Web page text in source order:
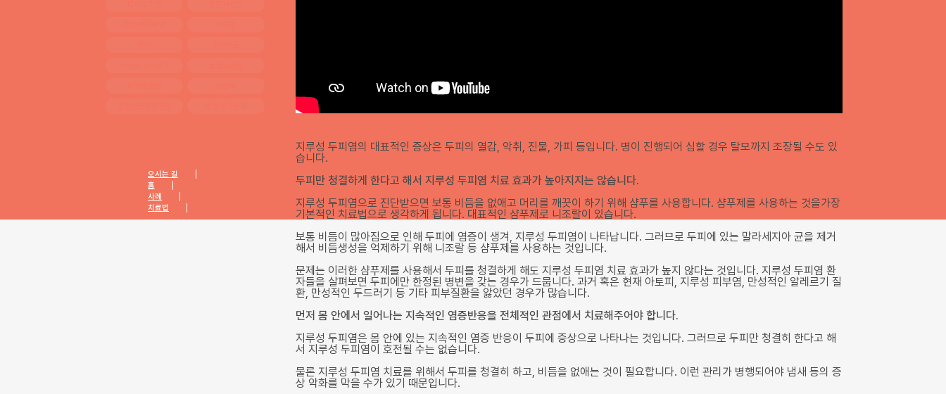
지루성 두피염의 대표적인 증상은 두피의 열감, 악취, 진물, 가피 등입니다. 병이 진행되어 심할 경우 탈모까지 조장될 수도 있
습니다.
두피만 청결하게 한다고 해서 지루성 두피염 치료 효과가 높아지지는 않습니다.
지루성 두피염으로 진단받으면 보통 비듬을 없애고 머리를 깨끗이 하기 위해 샴푸를 사용합니다. 샴푸제를 사용하는 것을가장
기본적인 치료법으로 생각하게 됩니다. 대표적인 샴푸제로 니조랄이 있습니다.
보통 비듬이 많아짐으로 인해 두피에 염증이 생겨, 지루성 두피염이 나타납니다. 그러므로 두피에 있는 말라세지아 균을 제거
해서 비듬생성을 억제하기 위해 니조랄 등 샴푸제를 사용하는 것입니다.
문제는 이러한 샴푸제를 사용해서 두피를 청결하게 해도 지루성 두피염 치료 효과가 높지 않다는 것입니다. 지루성 두피염 환
자들을 살펴보면 두피에만 한정된 병변을 갖는 경우가 드뭅니다. 과거 혹은 현재 아토피, 지루성 피부염, 만성적인 알레르기 질
환, 만성적인 두드러기 등 기타 피부질환을 앓았던 경우가 많습니다.
먼저 몸 안에서 일어나는 지속적인 염증반응을 전체적인 관점에서 치료해주어야 합니다.
지루성 두피염은 몸 안에 있는 지속적인 염증 반응이 두피에 증상으로 나타나는 것입니다. 그러므로 두피만 청결히 한다고 해
서 지루성 두피염이 호전될 수는 없습니다.
물론 지루성 두피염 치료를 위해서 두피를 청결히 하고, 비듬을 없애는 것이 필요합니다. 이런 관리가 병행되어야 냄새 등의 증
상 악화를 막을 수가 있기 때문입니다.
오시는 길
홈
사례
치료법